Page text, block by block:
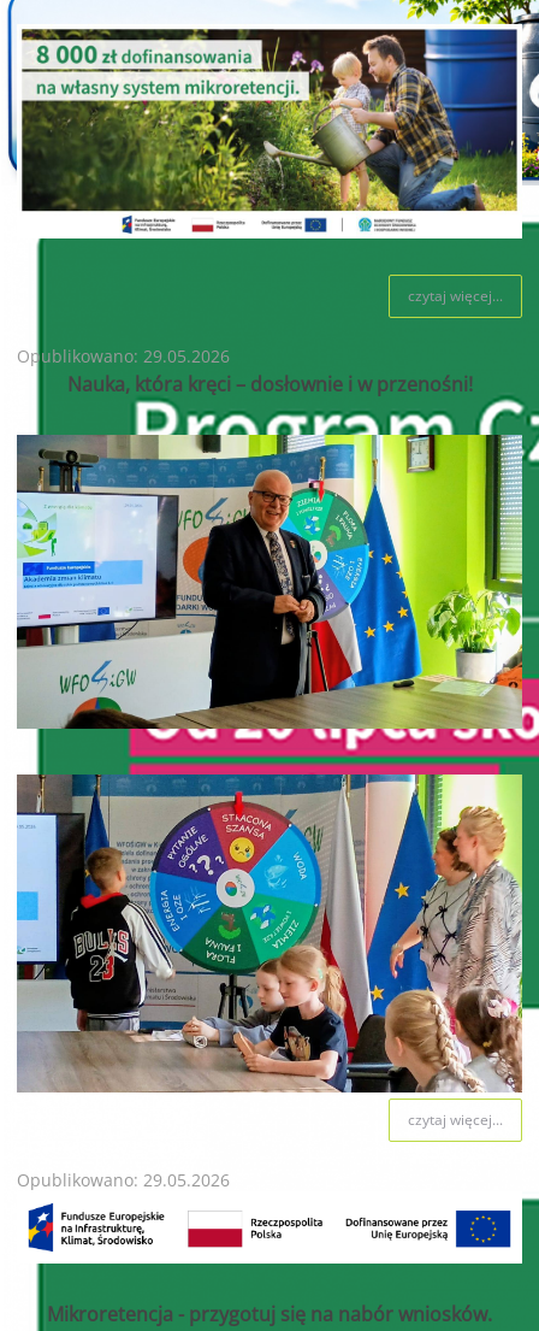
czytaj więcej...
Opublikowano: 29.05.2026
Nauka, która kręci – dosłownie i w przenośni!
czytaj więcej...
Opublikowano: 29.05.2026
Mikroretencja - przygotuj się na nabór wniosków.